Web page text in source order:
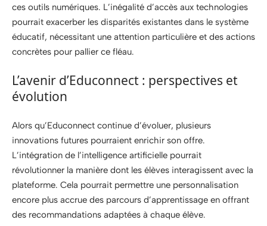
ces outils numériques. L’inégalité d’accès aux technologies
pourrait exacerber les disparités existantes dans le système
éducatif, nécessitant une attention particulière et des actions
concrètes pour pallier ce fléau.
L’avenir d’Educonnect : perspectives et
évolution
Alors qu’Educonnect continue d’évoluer, plusieurs
innovations futures pourraient enrichir son offre.
L’intégration de l’intelligence artificielle pourrait
révolutionner la manière dont les élèves interagissent avec la
plateforme. Cela pourrait permettre une personnalisation
encore plus accrue des parcours d’apprentissage en offrant
des recommandations adaptées à chaque élève.